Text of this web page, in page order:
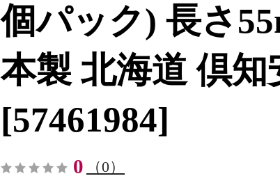
個パック) 長さ
本製 北海道 倶知
[57461984]
0 （0）